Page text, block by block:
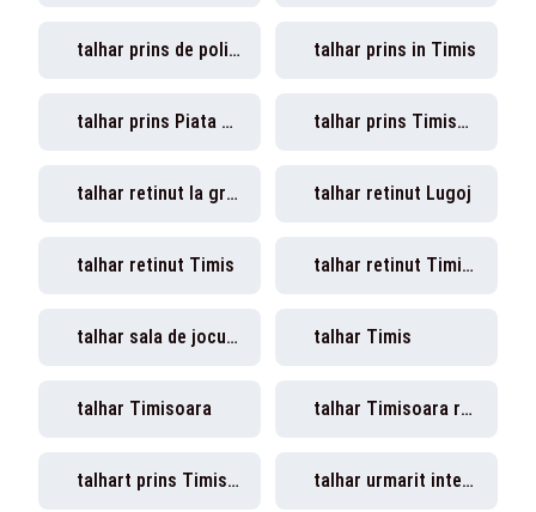
talhar prins de politist talhar prins in Timis
talhar prins Piata Traian Timisoara talhar prins Timisoara
talhar retinut la granita talhar retinut Lugoj
talhar retinut Timis talhar retinut Timisoara
talhar sala de jocuri Timisoara talhar Timis
talhar Timisoara talhar Timisoara retinut
talhart prins Timisoara talhar urmarit international prins Timis